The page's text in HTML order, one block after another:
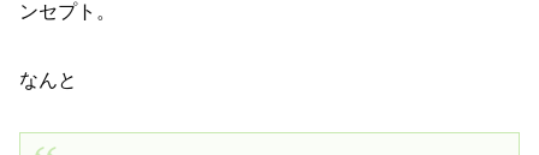
ンセプト。
なんと